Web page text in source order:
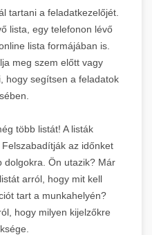
tartani a feladatkezelőjét.
lista, egy telefonon lévő
lista formájában is.
meg szem előtt vagy
hogy segítsen a feladatok
több listát! A listák
az időnket
dolgokra. Ön utazik? Már
arról, hogy mit kell
tart a munkahelyén?
hogy milyen kijelzőkre